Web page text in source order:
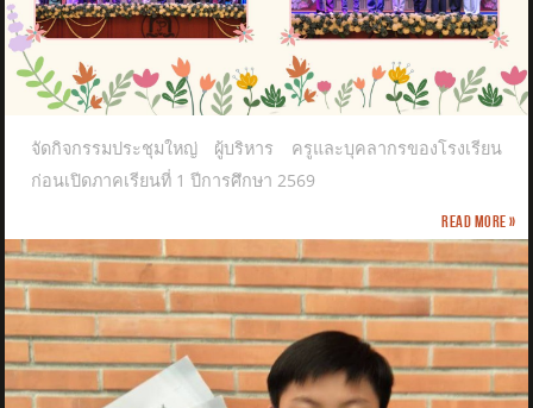
จัดกิจกรรมประชุมใหญ่ ผู้บริหาร ครูและบุคลากรของโรงเรียน
ก่อนเปิดภาคเรียนที่ 1 ปีการศึกษา 2569
Read more »